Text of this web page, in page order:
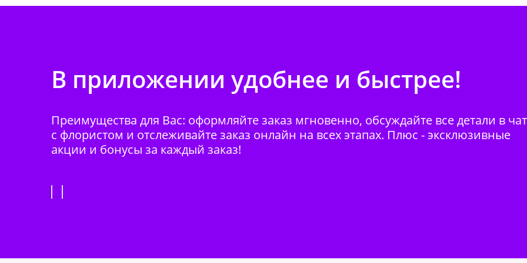
В приложении удобнее и быстрее!
Преимущества для Вас: оформляйте заказ мгновенно, обсуждайте все детали в
с флористом и отслеживайте заказ онлайн на всех этапах. Плюс - эксклюзивные
акции и бонусы за каждый заказ!